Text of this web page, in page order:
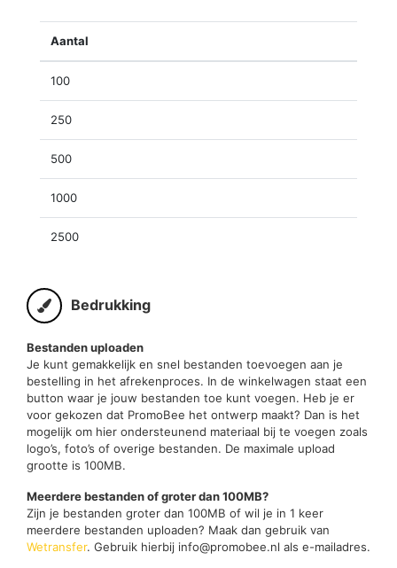
Aantal
100
250
500
1000
2500
Bedrukking
Bestanden uploaden
Je kunt gemakkelijk en snel bestanden toevoegen aan je
bestelling in het afrekenproces. In de winkelwagen staat een
button waar je jouw bestanden toe kunt voegen. Heb je er
voor gekozen dat PromoBee het ontwerp maakt? Dan is het
mogelijk om hier ondersteunend materiaal bij te voegen zoals
logo’s, foto’s of overige bestanden. De maximale upload
grootte is 100MB.
Meerdere bestanden of groter dan 100MB?
Zijn je bestanden groter dan 100MB of wil je in 1 keer
meerdere bestanden uploaden? Maak dan gebruik van
Wetransfer. Gebruik hierbij info@promobee.nl als e-mailadres.